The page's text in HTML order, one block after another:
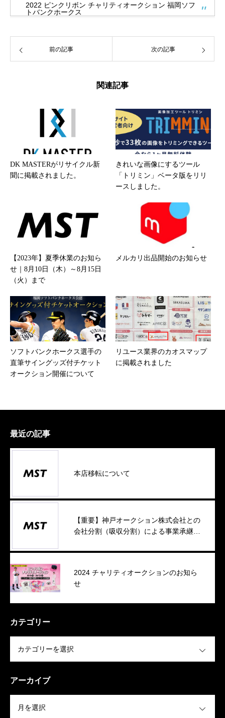
2022 ピンクリボン チャリティオークション 福岡ソフ
トバンクホークス
前の記事 次の記事
関連記事
DK MASTERがリサイクル新
聞に掲載されました。
きれいな画像にするツール
「トリミン」ベータ版をリリ
ースしました。
【2023年】夏季休業のお知ら
せ｜8月10日（木）～8月15日
（火）まで
メルカリ出品開始のお知らせ
ソフトバンクホークス選手の
直筆サイングッズ付チケット
オークション開催について
リユース業界のカオスマップ
に掲載されました
最近の記事
本店移転について
【重要】神戸オークション株式会社との
会社分割（吸収分割）による事業承継に
2024 チャリティオークションのお知ら
せ
カテゴリー
アーカイブ